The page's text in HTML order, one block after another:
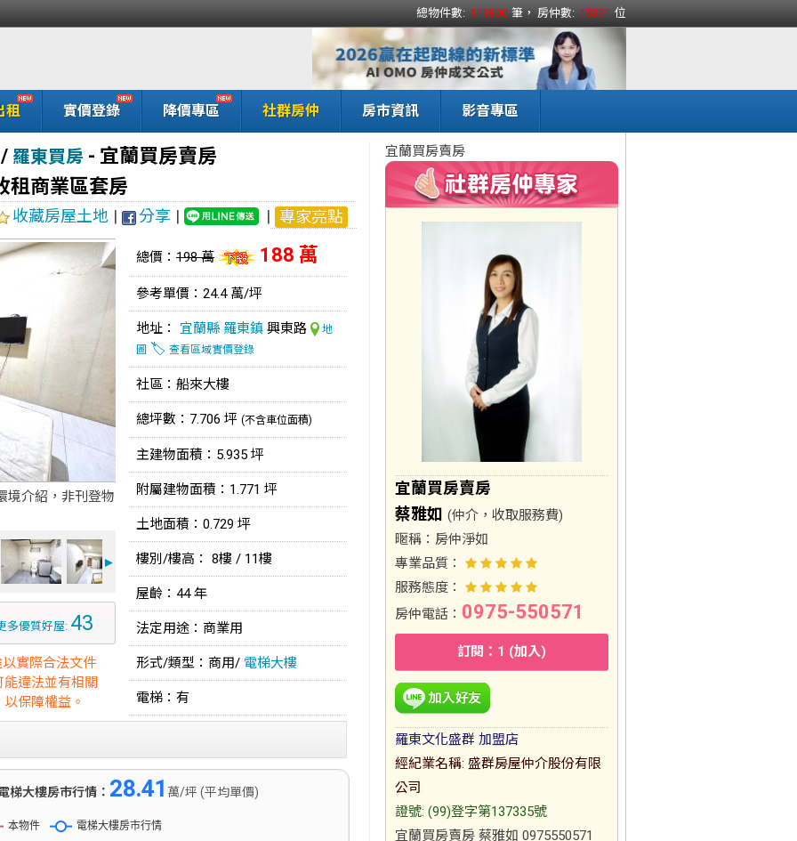
總物件數: 111800 筆， 房仲數: 15331 位
租 實價登錄 降價專區 社群房仲 房市資訊 影音專區
羅東買房 - 宜蘭買房賣房
租商業區套房
收藏房屋土地 | 分享 | | 專家亮點
境介紹，非刊登物
►
多優質好屋: 43
實際合法文件
違法並有相關
保障權益。
總價： 198 萬 188 萬
參考單價：24.4 萬/坪
地址： 宜蘭縣 羅東鎮 興東路
地
圖 🏷️ 查看區域實價登錄
社區：船來大樓
總坪數：7.706 坪 (不含車位面積)
主建物面積：5.935 坪
附屬建物面積：1.771 坪
土地面積：0.729 坪
樓別/樓高： 8樓 / 11樓
屋齡：44 年
法定用途：商業用
形式/類型：商用/ 電梯大樓
電梯：有
梯大樓房市行情： 28.41 萬/坪 (平均單價)
宜蘭買房賣房
宜蘭買房賣房
蔡雅如 (仲介，收取服務費)
暱稱： 房仲淨如
專業品質：
服務態度：
房仲電話： 0975-550571
訂閱：1 (加入)
羅東文化盛群 加盟店
經紀業名稱: 盛群房屋仲介股份有限
公司
證號: (99)登字第137335號
宜蘭買房賣房 蔡雅如 0975550571